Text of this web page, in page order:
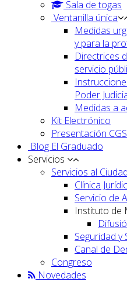
Sala de togas
Ventanilla única
Medidas
y para la
Directrices
servicio
Poder
Medidas a
Kit Electrónico
Presentación
Blog El Graduado
Servicios
Servicios al
Clínica
Servicio de
Instituto de
Seguridad y
Canal de
Congreso
Novedades